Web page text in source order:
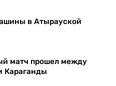
в Атырауской
матч прошел между
Караганды